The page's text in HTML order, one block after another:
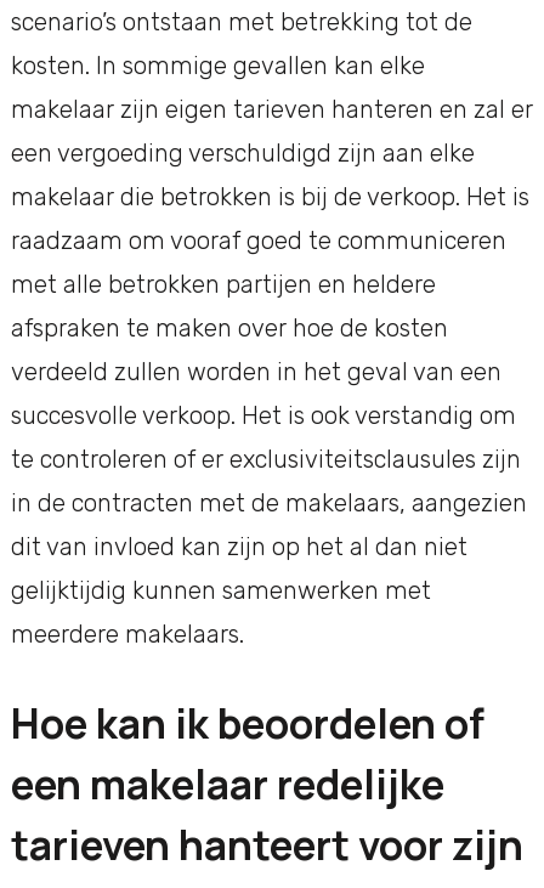
scenario’s ontstaan met betrekking tot de
kosten. In sommige gevallen kan elke
makelaar zijn eigen tarieven hanteren en zal er
een vergoeding verschuldigd zijn aan elke
makelaar die betrokken is bij de verkoop. Het is
raadzaam om vooraf goed te communiceren
met alle betrokken partijen en heldere
afspraken te maken over hoe de kosten
verdeeld zullen worden in het geval van een
succesvolle verkoop. Het is ook verstandig om
te controleren of er exclusiviteitsclausules zijn
in de contracten met de makelaars, aangezien
dit van invloed kan zijn op het al dan niet
gelijktijdig kunnen samenwerken met
meerdere makelaars.
Hoe kan ik beoordelen of
een makelaar redelijke
tarieven hanteert voor zijn